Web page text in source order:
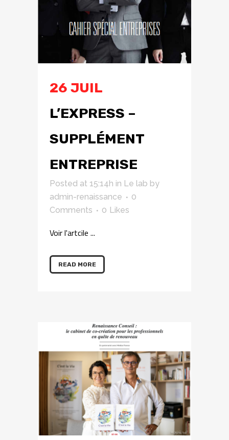
26 JUIL
L’EXPRESS –
SUPPLÉMENT
ENTREPRISE
Posted at 15:14h in Le lab by
admin-renaissance
0
Comments
0 Likes
Voir l'artcile ...
READ MORE